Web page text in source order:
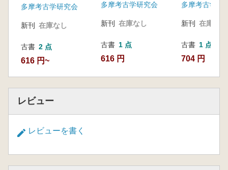
多摩考古学研究会
新刊 在庫なし
古書 2 点
616 円~
多摩考古学研究会
新刊 在庫なし
古書 1 点
616 円
多摩考古学研
新刊 在庫なし
古書 1 点
704 円
レビュー
レビューを書く